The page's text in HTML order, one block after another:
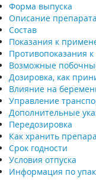
Форма выпуска
Описание препарата
Состав
Показания к
Противопоказания
Возможные
Дозировка, как
Влияние на
Управление
Дополнительные
Передозировка
Как хранить
Срок годности
Условия отпуска
Информация по